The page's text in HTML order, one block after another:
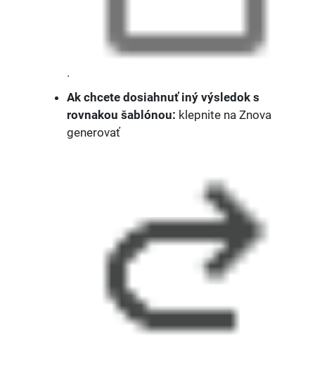
.
Ak chcete dosiahnuť iný výsledok s
rovnakou šablónou: klepnite na Znova
generovať